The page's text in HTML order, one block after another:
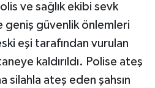
ve sağlık ekibi sevk
geniş güvenlik önlemleri
eşi tarafından vurulan
kaldırıldı. Polise ateş
silahla ateş eden şahsın